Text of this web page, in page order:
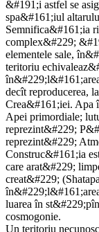
&#191;i astfel se
spa&#161;iul
Semnifica&#161;ia
complex&#229;
elementele sale,
teritoriu
decît reproducerea,
Crea&#161;iei. Apa
Apei primordiale;
reprezint&#229;
reprezint&#229;
Construc&#161;ia
care arat&#229;
creat&#229;
luarea în
cosmogonie.
Un teritoriu